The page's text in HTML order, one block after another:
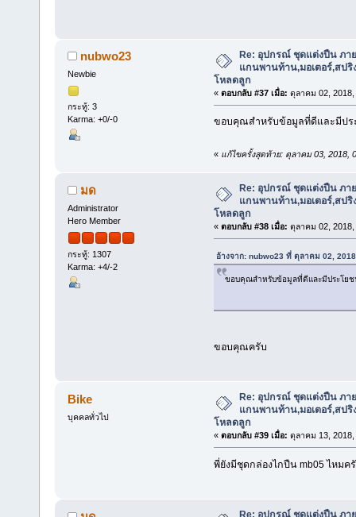
nubwo23
Newbie
กระทู้: 3
Karma: +0/-0
Re: อุปกรณ์ ชุดแต่งปืน ภา
แกนพานท้าน,มอเตอร์,สปริ
โหลดลูก
« ตอบกลับ #37 เมื่อ: ตุลาคม 02, 2018,
ขอบคุณสำหรับข้อมูลที่ดีและมีปร
« แก้ไขครั้งสุดท้าย: ตุลาคม 03, 2018,
มด
Administrator
Hero Member
กระทู้: 1307
Karma: +4/-2
Re: อุปกรณ์ ชุดแต่งปืน ภา
แกนพานท้าน,มอเตอร์,สปริ
โหลดลูก
« ตอบกลับ #38 เมื่อ: ตุลาคม 02, 2018,
อ้างจาก: nubwo23 ที่ ตุลาคม 02,
ขอบคุณสำหรับข้อมูลที่ดีและมีประโย
ขอบคุณครับ
Bike
บุคคลทั่วไป
Re: อุปกรณ์ ชุดแต่งปืน ภา
แกนพานท้าน,มอเตอร์,สปริ
โหลดลูก
« ตอบกลับ #39 เมื่อ: ตุลาคม 13, 2018,
พี่ยังมีชุดกล่องไกปืน mb05 ไหมค
Re: อุปกรณ์ ชุดแต่งปืน ภา